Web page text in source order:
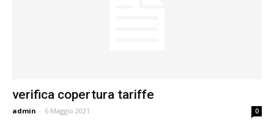
verifica copertura tariffe
admin - 6 Maggio 2021 0